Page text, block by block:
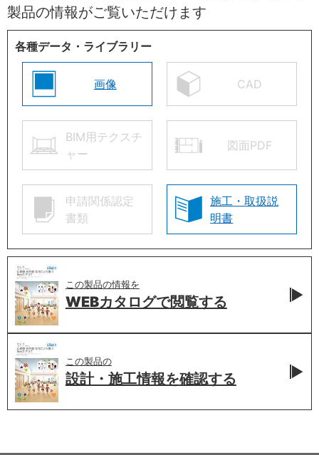
製品の情報がご覧いただけます
各種データ・ライブラリー
画像 CAD
BIM用テクスチ
ャー
図面PDF
申請関係認定
書類
施工・取扱説
明書
この製品の情報を
WEBカタログで閲覧する
この製品の
設計・施工情報を確認する